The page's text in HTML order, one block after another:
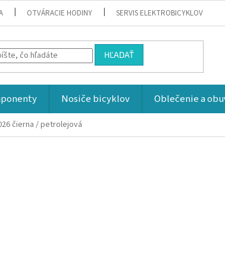
OTVÁRACIE HODINY SERVIS ELEKTROBICYKLOV
HĽADAŤ
Nosiče bicyklov Oblečenie a
čierna / petrolejová